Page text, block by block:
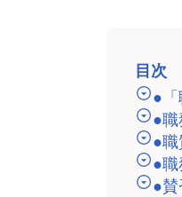
目次
●
●
●
●
●